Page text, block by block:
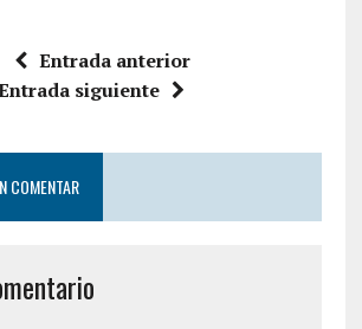
Entrada anterior
siguiente
COMENTAR